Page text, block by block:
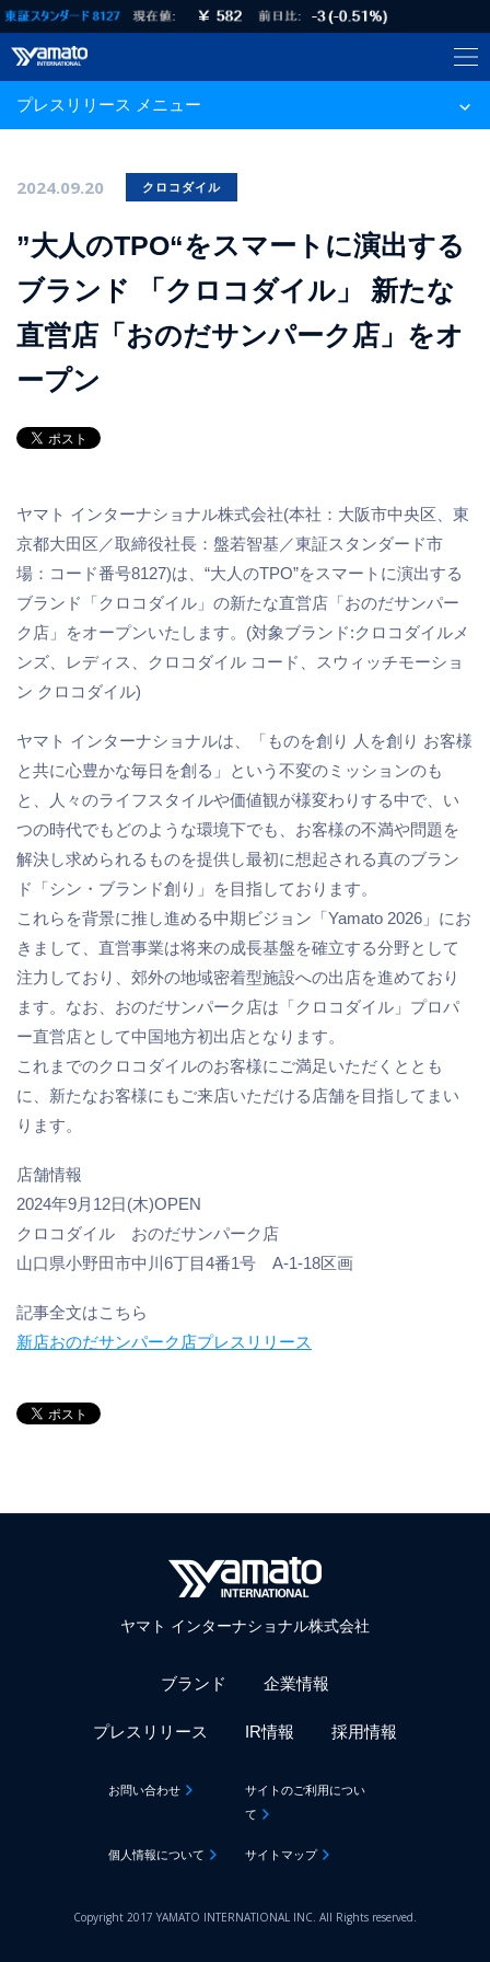
プレスリリース メニュー
2024.09.20 クロコダイル
”大人のTPO“をスマートに演出する
ブランド 「クロコダイル」 新たな
直営店「おのだサンパーク店」をオ
ープン
ヤマト インターナショナル株式会社(本社：大阪市中央区、東
京都大田区／取締役社長：盤若智基／東証スタンダード市
場：コード番号8127)は、“大人のTPO”をスマートに演出する
ブランド「クロコダイル」の新たな直営店「おのだサンパー
ク店」をオープンいたします。(対象ブランド:クロコダイルメ
ンズ、レディス、クロコダイル コード、スウィッチモーショ
ン クロコダイル)
ヤマト インターナショナルは、「ものを創り 人を創り お客様
と共に心豊かな毎日を創る」という不変のミッションのも
と、人々のライフスタイルや価値観が様変わりする中で、い
つの時代でもどのような環境下でも、お客様の不満や問題を
解決し求められるものを提供し最初に想起される真のブラン
ド「シン・ブランド創り」を目指しております。
これらを背景に推し進める中期ビジョン「Yamato 2026」にお
きまして、直営事業は将来の成長基盤を確立する分野として
注力しており、郊外の地域密着型施設への出店を進めており
ます。なお、おのだサンパーク店は「クロコダイル」プロパ
ー直営店として中国地方初出店となります。
これまでのクロコダイルのお客様にご満足いただくととも
に、新たなお客様にもご来店いただける店舗を目指してまい
ります。
店舗情報
2024年9月12日(木)OPEN
クロコダイル おのだサンパーク店
山口県小野田市中川6丁目4番1号 A-1-18区画
記事全文はこちら
新店おのだサンパーク店プレスリリース
ヤマト インターナショナル株式会社
ブランド 企業情報
プレスリリース IR情報 採用情報
お問い合わせ
サイトのご利用につい
て
個人情報について サイトマップ
Copyright 2017 YAMATO INTERNATIONAL INC. All Rights reserved.